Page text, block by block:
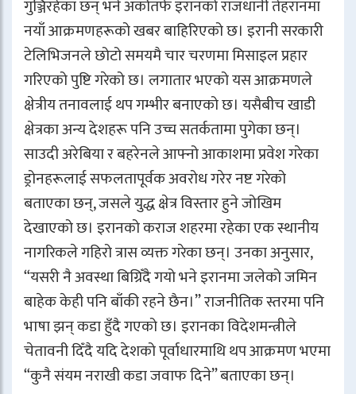
गुञ्जिरहेका छन् भने अर्कोतर्फ इरानको राजधानी तेहरानमा
नयाँ आक्रमणहरूको खबर बाहिरिएको छ। इरानी सरकारी
टेलिभिजनले छोटो समयमै चार चरणमा मिसाइल प्रहार
गरिएको पुष्टि गरेको छ। लगातार भएको यस आक्रमणले
क्षेत्रीय तनावलाई थप गम्भीर बनाएको छ। यसैबीच खाडी
क्षेत्रका अन्य देशहरू पनि उच्च सतर्कतामा पुगेका छन्।
साउदी अरेबिया र बहरेनले आफ्नो आकाशमा प्रवेश गरेका
ड्रोनहरूलाई सफलतापूर्वक अवरोध गरेर नष्ट गरेको
बताएका छन्, जसले युद्ध क्षेत्र विस्तार हुने जोखिम
देखाएको छ। इरानको कराज शहरमा रहेका एक स्थानीय
नागरिकले गहिरो त्रास व्यक्त गरेका छन्। उनका अनुसार,
“यसरी नै अवस्था बिग्रिँदै गयो भने इरानमा जलेको जमिन
बाहेक केही पनि बाँकी रहने छैन।” राजनीतिक स्तरमा पनि
भाषा झन् कडा हुँदै गएको छ। इरानका विदेशमन्त्रीले
चेतावनी दिँदै यदि देशको पूर्वाधारमाथि थप आक्रमण भएमा
“कुनै संयम नराखी कडा जवाफ दिने” बताएका छन्।